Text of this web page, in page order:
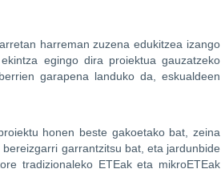
harreman zuzena edukitzea izango
egingo dira proiektua gauzatzeko
garapena landuko da, eskualdeen
honen beste gakoetako bat, zeina
garrantzitsu bat, eta jardunbide
tradizionaleko ETEak eta mikroETEak